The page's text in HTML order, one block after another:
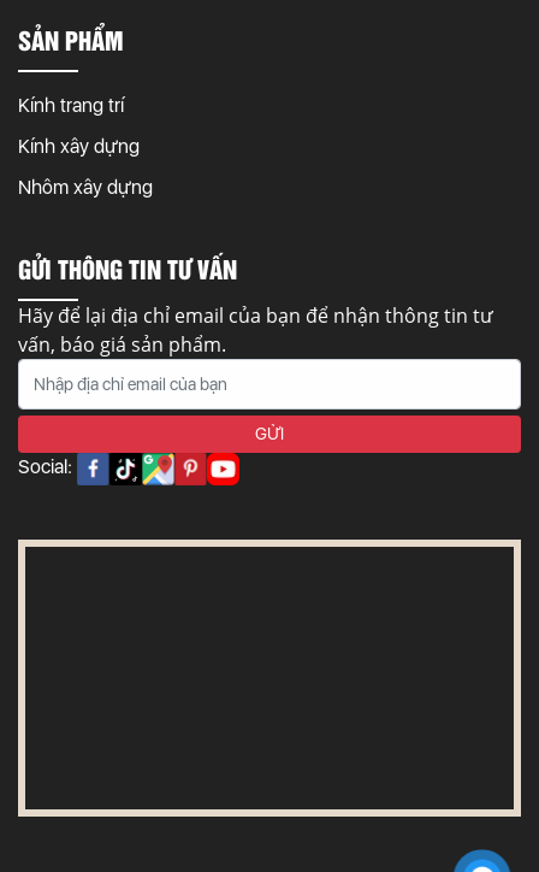
SẢN PHẨM
Kính trang trí
Kính xây dựng
Nhôm xây dựng
GỬI THÔNG TIN TƯ VẤN
Hãy để lại địa chỉ email của bạn để nhận thông tin tư
vấn, báo giá sản phẩm.
Social: